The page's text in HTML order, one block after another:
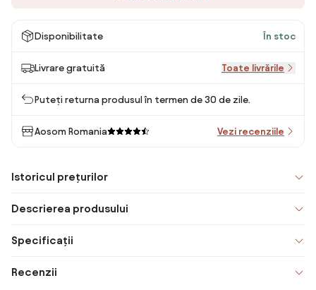
Disponibilitate În stoc
Livrare gratuită Toate livrările
Puteți returna produsul în termen de 30 de zile.
Aosom Romania Vezi recenziile
Istoricul prețurilor
Descrierea produsului
Specificații
Recenzii